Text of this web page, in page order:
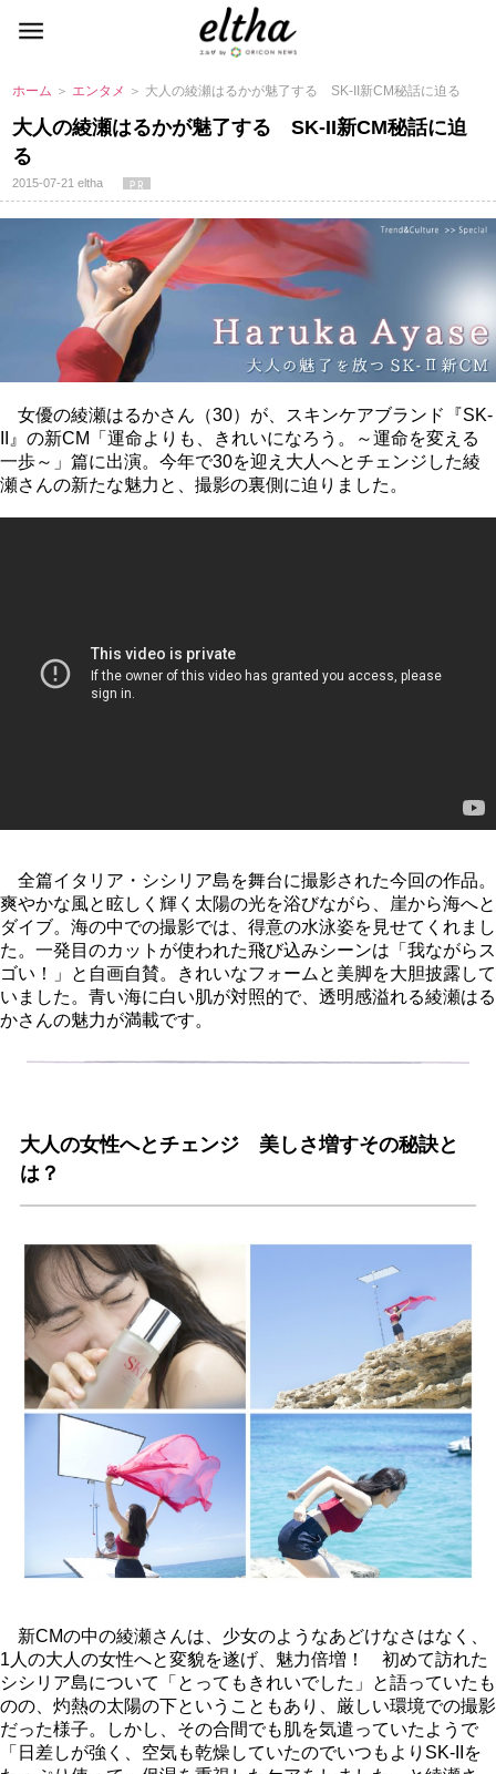
ホーム ＞ エンタメ ＞ 大人の綾瀬はるかが魅了する SK-II新CM秘話に迫る
大人の綾瀬はるかが魅了する SK-II新CM秘話に迫
る
2015-07-21eltha
女優の綾瀬はるかさん（30）が、スキンケアブランド『SK-
II』の新CM「運命よりも、きれいになろう。～運命を変える
一歩～」篇に出演。今年で30を迎え大人へとチェンジした綾
瀬さんの新たな魅力と、撮影の裏側に迫りました。
全篇イタリア・シシリア島を舞台に撮影された今回の作品。
爽やかな風と眩しく輝く太陽の光を浴びながら、崖から海へと
ダイブ。海の中での撮影では、得意の水泳姿を見せてくれまし
た。一発目のカットが使われた飛び込みシーンは「我ながらス
ゴい！」と自画自賛。きれいなフォームと美脚を大胆披露して
いました。青い海に白い肌が対照的で、透明感溢れる綾瀬はる
かさんの魅力が満載です。
大人の女性へとチェンジ 美しさ増すその秘訣と
は？
新CMの中の綾瀬さんは、少女のようなあどけなさはなく、
1人の大人の女性へと変貌を遂げ、魅力倍増！ 初めて訪れた
シシリア島について「とってもきれいでした」と語っていたも
のの、灼熱の太陽の下ということもあり、厳しい環境での撮影
だった様子。しかし、その合間でも肌を気遣っていたようで
「日差しが強く、空気も乾燥していたのでいつもよりSK-IIを